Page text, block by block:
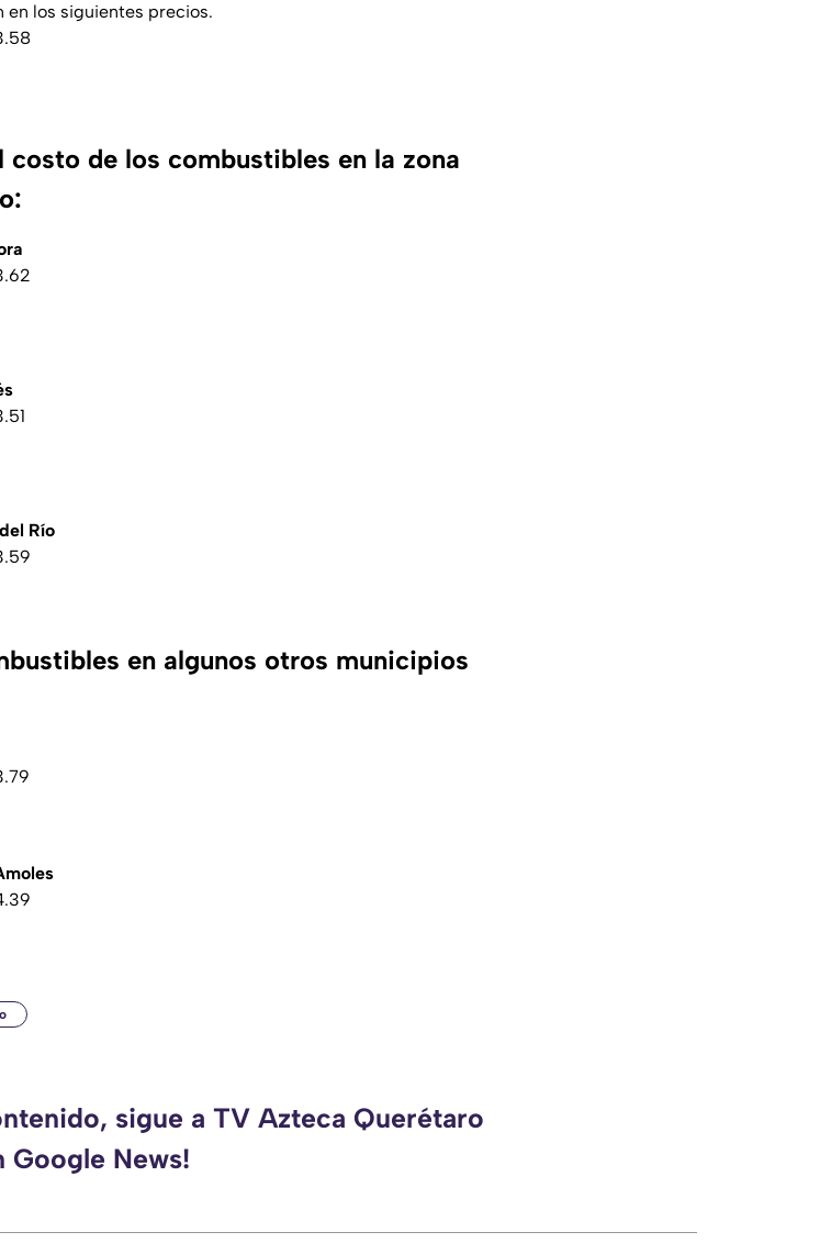
en los siguientes precios.
costo de los combustibles en la zona
Río
en algunos otros municipios
sigue a TV Azteca Querétaro
Google News!